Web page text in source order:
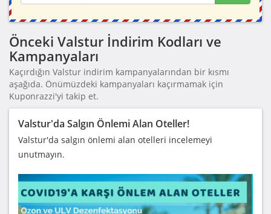
Önceki Valstur İndirim Kodları ve
Kampanyaları
Kaçırdığın Valstur indirim kampanyalarından bir kısmı
aşağıda. Önümüzdeki kampanyaları kaçırmamak için
Kuponrazzi'yi takip et.
Valstur'da Salgın Önlemi Alan Oteller!
Valstur'da salgın önlemi alan otelleri incelemeyi
unutmayın.